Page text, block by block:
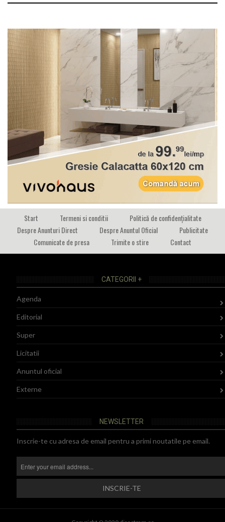
Start Termeni si conditii
Politică de confidențialitate
Despre Anunturi Direct
Despre Anuntul Oficial
Publicitate
Comunicate de presa
Trimite o stire Contact
CATEGORII +
Agenda
Editorial
Super
Licitatii
Anuntul oficial
Externe
NEWSLETTER
Inscrie-te cu adresa de email pentru a primi noutatile pe email.